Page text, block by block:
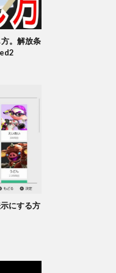
。解放条
にする方